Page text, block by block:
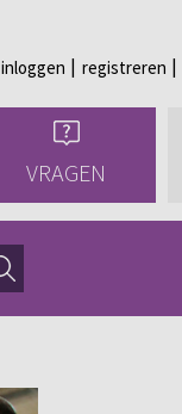
inloggen registreren
VRAGEN